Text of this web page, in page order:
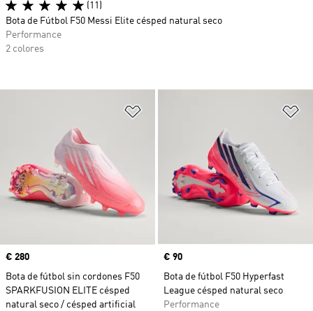
Precio
€ 280
Bota de fútbol sin cordones F50
SPARKFUSION ELITE césped
natural seco / césped artificial
Precio
€ 90
Bota de fútbol F50 Hyperfast
League césped natural seco
Performance
(11)
Bota de Fútbol F50 Messi Elite césped natural seco
Performance
2 colores